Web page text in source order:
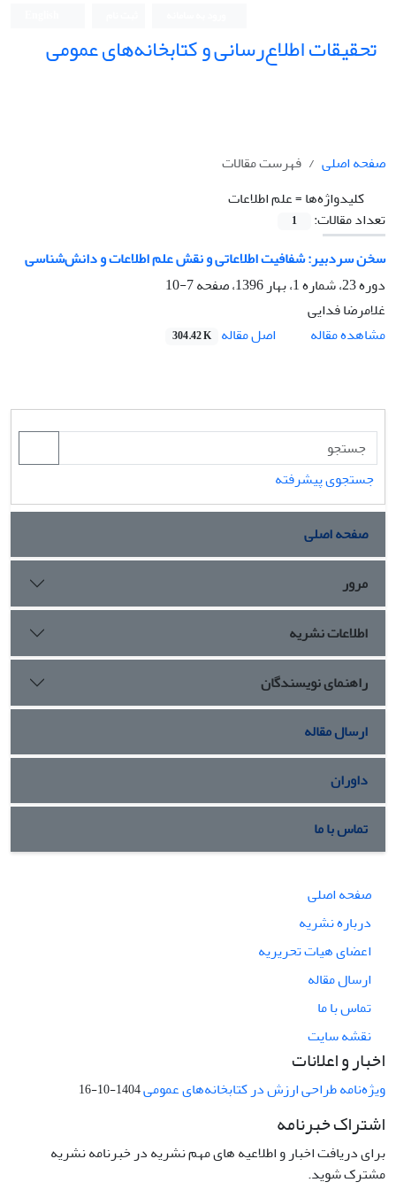
تحقیقات اطلاع‌رسانی و کتابخانه‌های عمومی
صفحه اصلی
فهرست مقالات
کلیدواژه‌ها =علم اطلاعات
تعداد مقالات:
1
سخن سردبیر: شفافیت اطلاعاتی و نقش علم اطلاعات و دانش‌شناسی
دوره 23، شماره 1، بهار 1396، صفحه
7-10
غلامرضا فدایی
مشاهده مقاله
اصل مقاله 304.42 K
جستجوی پیشرفته
صفحه اصلی
مرور
اطلاعات نشریه
راهنمای نویسندگان
ارسال مقاله
داوران
تماس با ما
صفحه اصلی
درباره نشریه
اعضای هیات تحریریه
ارسال مقاله
تماس با ما
نقشه سایت
اخبار و اعلانات
ویژه‌نامه طراحی ارزش در کتابخانه‌های عمومی1404-10-16
اشتراک خبرنامه
برای دریافت اخبار و اطلاعیه های مهم نشریه در خبرنامه نشریه
مشترک شوید.